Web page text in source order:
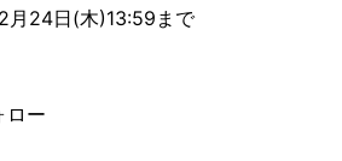
月24日(木)13:59まで
ロー